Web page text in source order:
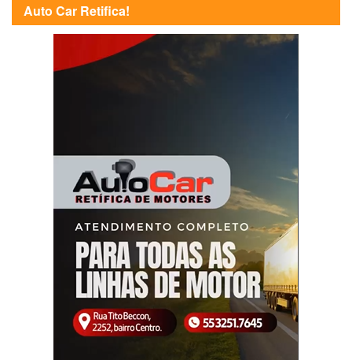
Auto Car Retifica!